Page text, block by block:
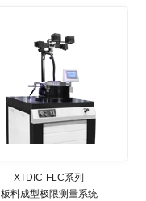
XTDIC-FLC系列
板料成型极限测量系统